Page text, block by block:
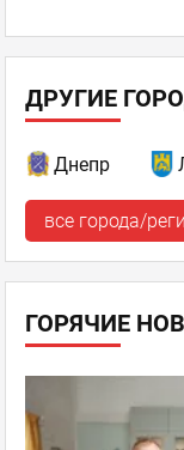
ДРУГИЕ
Днепр
все города/
ГОРЯЧИЕ